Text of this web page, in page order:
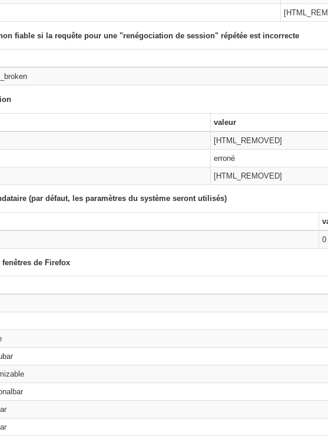
fiable si la requête pour une "renégociation de session" répétée est incorrecte
valeur
[HTML_REMOVED]
erroné
[HTML_REMOVED]
(par défaut, les paramètres du système seront utilisés)
0
de Firefox